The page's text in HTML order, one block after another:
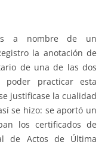
a nombre de un
la anotación de
de una de las dos
practicar esta
justificase la cualidad
se hizo: se aportó un
los certificados de
de Actos de Última